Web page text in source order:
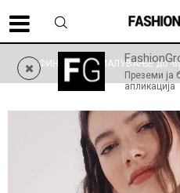
Преземи ја
апликација
ФИНАЛНО НАМАЛУВАЊЕ до -